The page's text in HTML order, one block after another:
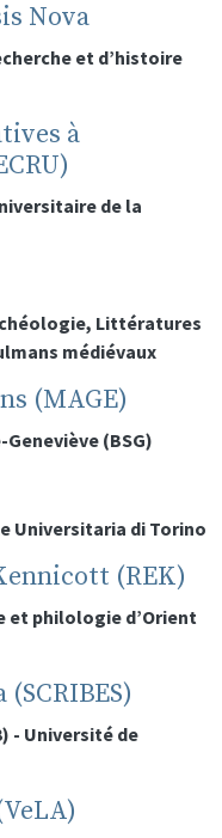
Nova
et d’histoire
à
de la
Littératures
médiévaux
(MAGE)
(BSG)
Universitaria di Torino
(REK)
et philologie d’Orient
- Université de